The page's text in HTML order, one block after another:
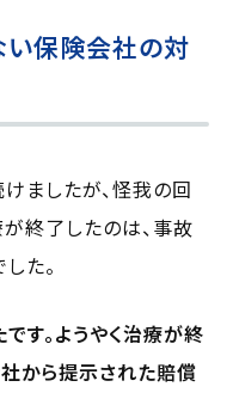
い保険会社の対
ましたが、怪我の回
終了したのは、事故
た。
す。ようやく治療が終
から提示された賠償